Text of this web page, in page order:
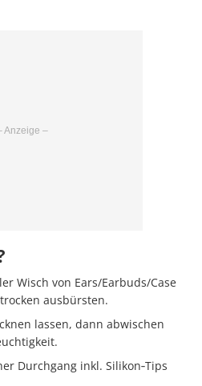
Wisch von Ears/Earbuds/Case
ausbürsten.
lassen, dann abwischen
Durchgang inkl. Silikon‑Tips